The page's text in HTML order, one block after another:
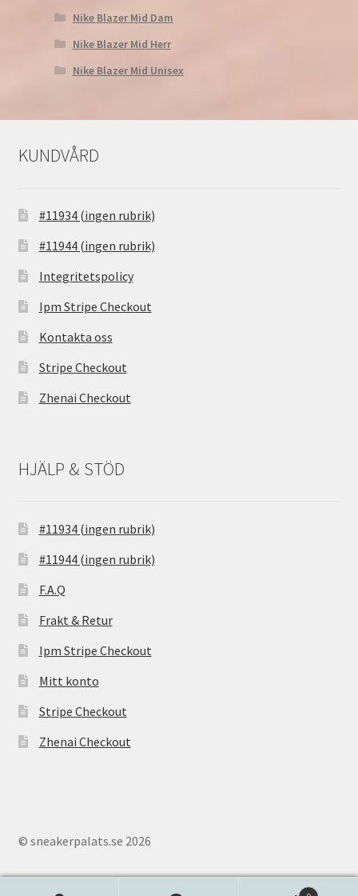
Nike Blazer Mid Dam
Nike Blazer Mid Herr
Nike Blazer Mid Unisex
KUNDVÅRD
#11934 (ingen rubrik)
#11944 (ingen rubrik)
Integritetspolicy
Ipm Stripe Checkout
Kontakta oss
Stripe Checkout
Zhenai Checkout
HJÄLP & STÖD
#11934 (ingen rubrik)
#11944 (ingen rubrik)
F.A.Q
Frakt & Retur
Ipm Stripe Checkout
Mitt konto
Stripe Checkout
Zhenai Checkout
© sneakerpalats.se 2026